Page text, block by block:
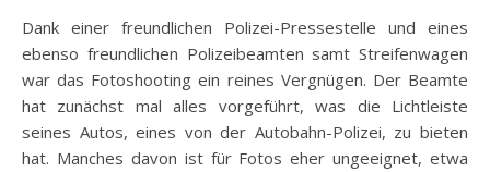
Dank einer freundlichen Polizei-Pressestelle und eines
ebenso freundlichen Polizeibeamten samt Streifenwagen
war das Fotoshooting ein reines Vergnügen. Der Beamte
hat zunächst mal alles vorgeführt, was die Lichtleiste
seines Autos, eines von der Autobahn-Polizei, zu bieten
hat. Manches davon ist für Fotos eher ungeeignet, etwa